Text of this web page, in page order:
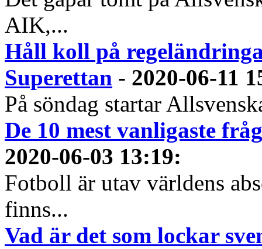
AIK,...
Håll koll på
Superettan - 2020-06-11
På söndag startar
De 10 mest vanligaste
2020-06-03 13:19:
Fotboll är utav världens
finns...
Vad är det som lockar